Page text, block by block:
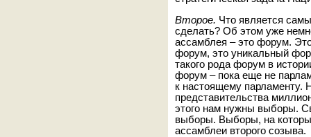
Второе. Что является
сделать? Об этом уже
ассамблея – это форум.
форум, это уникальный
такого рода форум в
форум – пока еще не
к настоящему парламенту.
представительства
этого нам нужны выборы.
выборы. Выборы, на
ассамблеи второго созыва.